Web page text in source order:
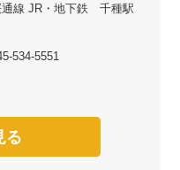
線 JR・地下鉄 千種駅
534-5551
る